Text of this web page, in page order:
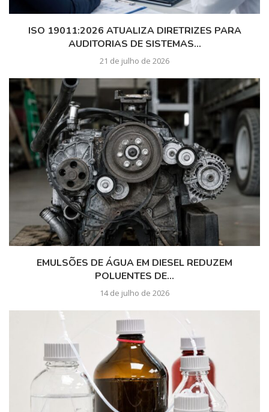
ISO 19011:2026 ATUALIZA DIRETRIZES PARA
AUDITORIAS DE SISTEMAS...
21 de julho de 2026
EMULSÕES DE ÁGUA EM DIESEL REDUZEM
POLUENTES DE...
14 de julho de 2026